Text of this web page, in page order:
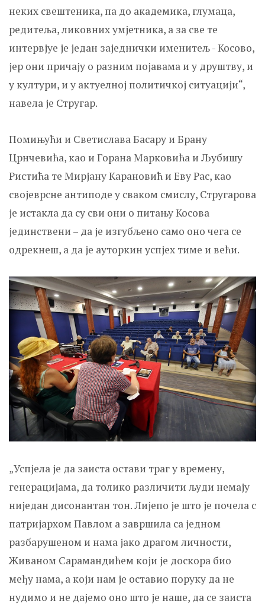
неких свештеника, па до академика, глумаца,
редитеља, ликовних умјетника, а за све те
интервјуе је један заједнички именитељ - Косово,
јер они причају о разним појавама и у друштву, и
у култури, и у актуелној политичкој ситуацији“,
навела је Стругар.
Помињући и Светислава Басару и Брану
Црнчевића, као и Горана Марковића и Љубишу
Ристића те Мирјану Карановић и Еву Рас, као
својеврсне антиподе у сваком смислу, Стругарова
је истакла да су сви они о питању Косова
јединствени – да је изгубљено само оно чега се
одрекнеш, а да је ауторкин успјех тиме и већи.
„Успјела је да заиста остави траг у времену,
генерацијама, да толико различити људи немају
ниједан дисонантан тон. Лијепо је што је почела с
патријархом Павлом а завршила са једном
разбарушеном и нама јако драгом личности,
Живаном Сарамандићем који је доскора био
међу нама, а који нам је оставио поруку да не
нудимо и не дајемо оно што је наше, да се заиста